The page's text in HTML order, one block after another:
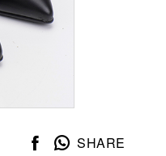
SHARE